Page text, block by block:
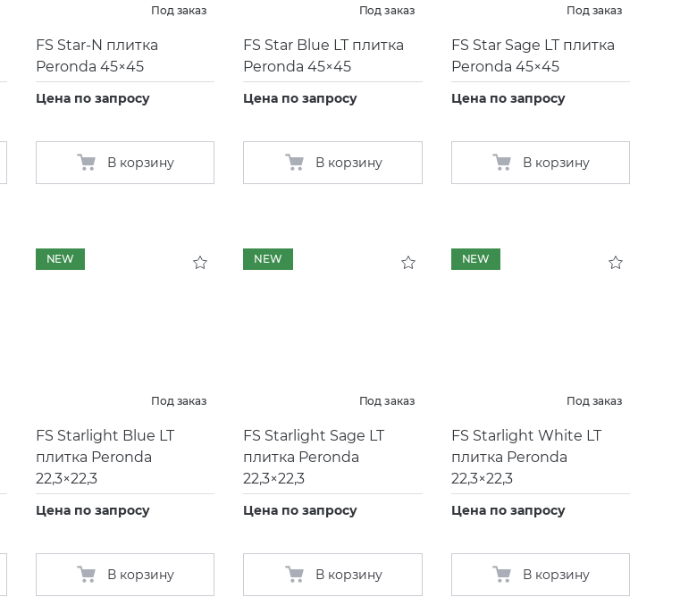
Под заказ
FS Star-N плитка
Peronda 45×45
Цена по запросу
В корзину
Под заказ
FS Star Blue LT плитка
Peronda 45×45
Цена по запросу
В корзину
Под заказ
FS Star Sage LT плитка
Peronda 45×45
Цена по запросу
В корзину
NEW
Под заказ
FS Starlight Blue LT
плитка Peronda
22,3×22,3
Цена по запросу
В корзину
NEW
Под заказ
FS Starlight Sage LT
плитка Peronda
22,3×22,3
Цена по запросу
В корзину
NEW
Под заказ
FS Starlight White LT
плитка Peronda
22,3×22,3
Цена по запросу
В корзину